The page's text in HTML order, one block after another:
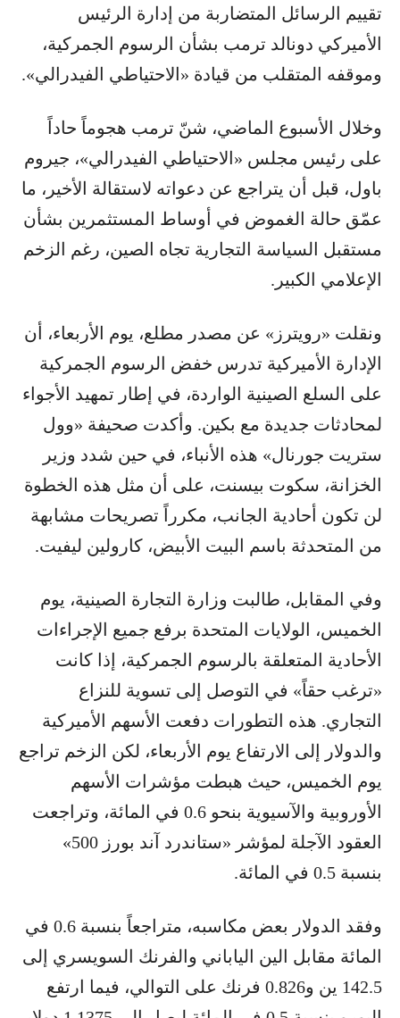
تقييم الرسائل المتضاربة من إدارة الرئيس
الأميركي دونالد ترمب بشأن الرسوم الجمركية،
وموقفه المتقلب من قيادة «الاحتياطي الفيدرالي».
وخلال الأسبوع الماضي، شنّ ترمب هجوماً حاداً
على رئيس مجلس «الاحتياطي الفيدرالي»، جيروم
باول، قبل أن يتراجع عن دعواته لاستقالة الأخير، ما
عمّق حالة الغموض في أوساط المستثمرين بشأن
مستقبل السياسة التجارية تجاه الصين، رغم الزخم
الإعلامي الكبير.
ونقلت «رويترز» عن مصدر مطلع، يوم الأربعاء، أن
الإدارة الأميركية تدرس خفض الرسوم الجمركية
على السلع الصينية الواردة، في إطار تمهيد الأجواء
لمحادثات جديدة مع بكين. وأكدت صحيفة «وول
ستريت جورنال» هذه الأنباء، في حين شدد وزير
الخزانة، سكوت بيسنت، على أن مثل هذه الخطوة
لن تكون أحادية الجانب، مكرراً تصريحات مشابهة
من المتحدثة باسم البيت الأبيض، كارولين ليفيت.
وفي المقابل، طالبت وزارة التجارة الصينية، يوم
الخميس، الولايات المتحدة برفع جميع الإجراءات
الأحادية المتعلقة بالرسوم الجمركية، إذا كانت
«ترغب حقاً» في التوصل إلى تسوية للنزاع
التجاري. هذه التطورات دفعت الأسهم الأميركية
والدولار إلى الارتفاع يوم الأربعاء، لكن الزخم تراجع
يوم الخميس، حيث هبطت مؤشرات الأسهم
الأوروبية والآسيوية بنحو 0.6 في المائة، وتراجعت
العقود الآجلة لمؤشر «ستاندرد آند بورز 500»
بنسبة 0.5 في المائة.
وفقد الدولار بعض مكاسبه، متراجعاً بنسبة 0.6 في
المائة مقابل الين الياباني والفرنك السويسري إلى
142.5 ين و0.826 فرنك على التوالي، فيما ارتفع